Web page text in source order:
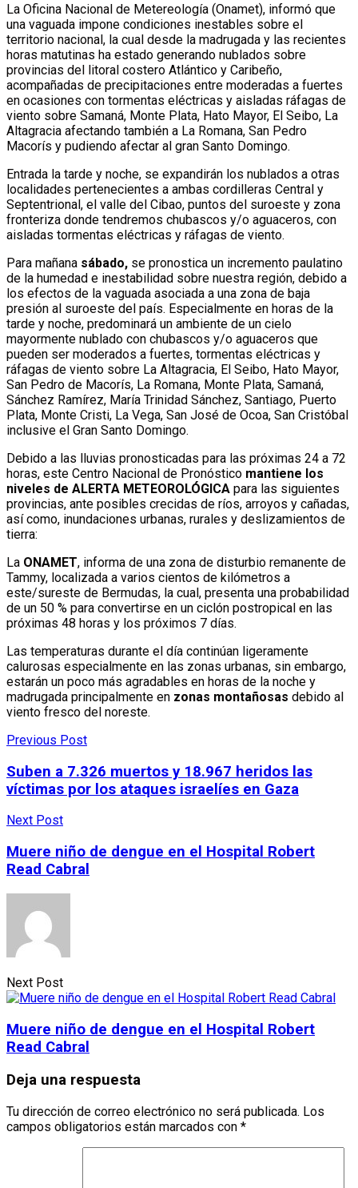
La Oficina Nacional de Metereología (Onamet), informó que
una vaguada impone condiciones inestables sobre el
territorio nacional, la cual desde la madrugada y las recientes
horas matutinas ha estado generando nublados sobre
provincias del litoral costero Atlántico y Caribeño,
acompañadas de precipitaciones entre moderadas a fuertes
en ocasiones con tormentas eléctricas y aisladas ráfagas de
viento sobre Samaná, Monte Plata, Hato Mayor, El Seibo, La
Altagracia afectando también a La Romana, San Pedro
Macorís y pudiendo afectar al gran Santo Domingo.
Entrada la tarde y noche, se expandirán los nublados a otras
localidades pertenecientes a ambas cordilleras Central y
Septentrional, el valle del Cibao, puntos del suroeste y zona
fronteriza donde tendremos chubascos y/o aguaceros, con
aisladas tormentas eléctricas y ráfagas de viento.
Para mañana sábado, se pronostica un incremento paulatino
de la humedad e inestabilidad sobre nuestra región, debido a
los efectos de la vaguada asociada a una zona de baja
presión al suroeste del país. Especialmente en horas de la
tarde y noche, predominará un ambiente de un cielo
mayormente nublado con chubascos y/o aguaceros que
pueden ser moderados a fuertes, tormentas eléctricas y
ráfagas de viento sobre La Altagracia, El Seibo, Hato Mayor,
San Pedro de Macorís, La Romana, Monte Plata, Samaná,
Sánchez Ramírez, María Trinidad Sánchez, Santiago, Puerto
Plata, Monte Cristi, La Vega, San José de Ocoa, San Cristóbal
inclusive el Gran Santo Domingo.
Debido a las lluvias pronosticadas para las próximas 24 a 72
horas, este Centro Nacional de Pronóstico mantiene los
niveles de ALERTA METEOROLÓGICA para las siguientes
provincias, ante posibles crecidas de ríos, arroyos y cañadas,
así como, inundaciones urbanas, rurales y deslizamientos de
tierra:
La ONAMET, informa de una zona de disturbio remanente de
Tammy, localizada a varios cientos de kilómetros a
este/sureste de Bermudas, la cual, presenta una probabilidad
de un 50 % para convertirse en un ciclón postropical en las
próximas 48 horas y los próximos 7 días.
Las temperaturas durante el día continúan ligeramente
calurosas especialmente en las zonas urbanas, sin embargo,
estarán un poco más agradables en horas de la noche y
madrugada principalmente en zonas montañosas debido al
viento fresco del noreste.
Previous Post
Suben a 7.326 muertos y 18.967 heridos las
víctimas por los ataques israelíes en Gaza
Next Post
Muere niño de dengue en el Hospital Robert
Read Cabral
Next Post
Muere niño de dengue en el Hospital Robert
Read Cabral
Deja una respuesta
Tu dirección de correo electrónico no será publicada. Los
campos obligatorios están marcados con *